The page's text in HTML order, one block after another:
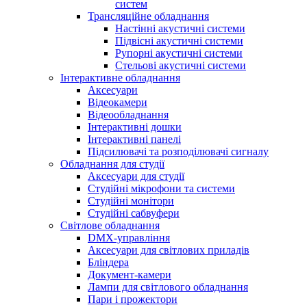
систем
Трансляційне обладнання
Настінні акустичні системи
Підвісні акустичні системи
Рупорні акустичні системи
Стельові акустичні системи
Інтерактивне обладнання
Аксесуари
Відеокамери
Відеообладнання
Інтерактивні дошки
Інтерактивні панелі
Підсилювачі та розподілювачі сигналу
Обладнання для студії
Аксесуари для студії
Студійні мікрофони та системи
Студійні монітори
Студійні сабвуфери
Світлове обладнання
DMX-управління
Аксесуари для світлових приладів
Бліндера
Документ-камери
Лампи для світлового обладнання
Пари і прожектори